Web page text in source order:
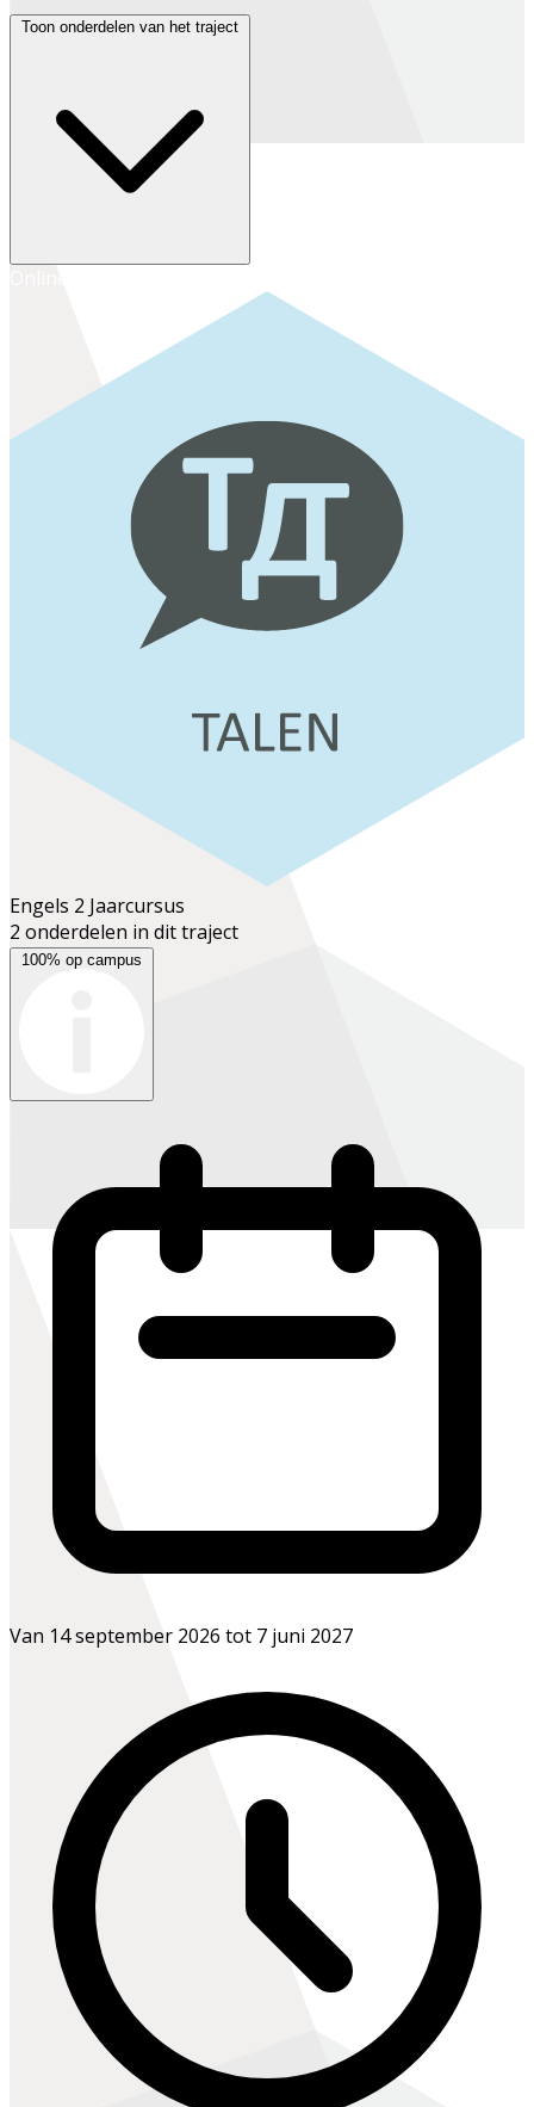
Toon onderdelen van het traject
Engels 2 Jaarcursus
2 onderdelen in dit traject
100% op campus
Van 14 september 2026 tot 7 juni 2027